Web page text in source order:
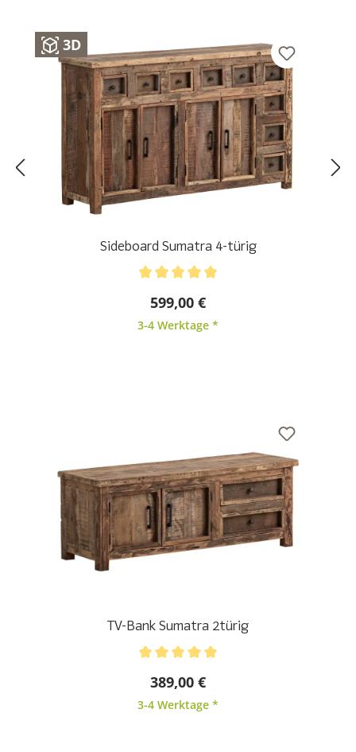
3D
Sideboard Sumatra 4-türig
599,00 €
3-4 Werktage *
TV-Bank Sumatra 2türig
389,00 €
3-4 Werktage *